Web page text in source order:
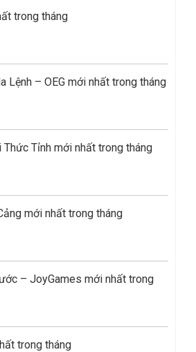
trong tháng
Lệnh – OEG mới nhất trong tháng
Tỉnh mới nhất trong tháng
mới nhất trong tháng
– JoyGames mới nhất trong
trong tháng